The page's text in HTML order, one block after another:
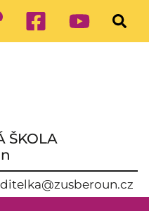
ŠKOLA